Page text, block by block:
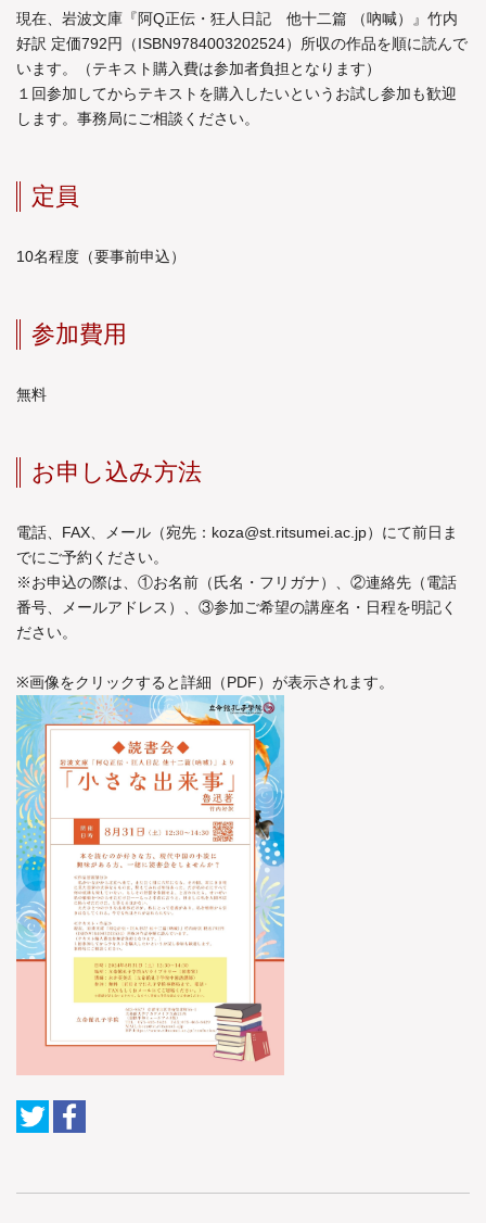
現在、岩波文庫『阿Q正伝・狂人日記 他十二篇 （吶喊）』竹内
好訳 定価792円（ISBN9784003202524）所収の作品を順に読んで
います。（テキスト購入費は参加者負担となります）
１回参加してからテキストを購入したいというお試し参加も歓迎
します。事務局にご相談ください。
定員
10名程度（要事前申込）
参加費用
無料
お申し込み方法
電話、FAX、メール（宛先： koza@st.ritsumei.ac.jp）にて前日ま
でにご予約ください。
※お申込の際は、①お名前（氏名・フリガナ）、②連絡先（電話
番号、メールアドレス）、③参加ご希望の講座名・日程を明記く
ださい。
※画像をクリックすると詳細（PDF）が表示されます。